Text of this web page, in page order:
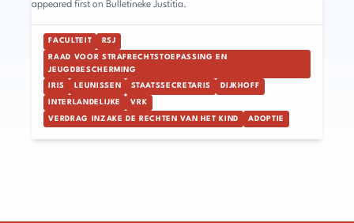
appeared first on Bulletineke Justitia.
FACULTEIT RSJ
RAAD VOOR STRAFRECHTSTOEPASSING EN
JEUGDBESCHERMING
IRIS LEUNISSEN STAATSSECRETARIS DIJKHOFF
INTERLANDELIJKE VRK
VERDRAG INZAKE DE RECHTEN VAN HET KIND ADOPTIE